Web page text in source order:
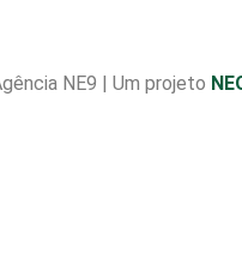
NE9 | Um projeto